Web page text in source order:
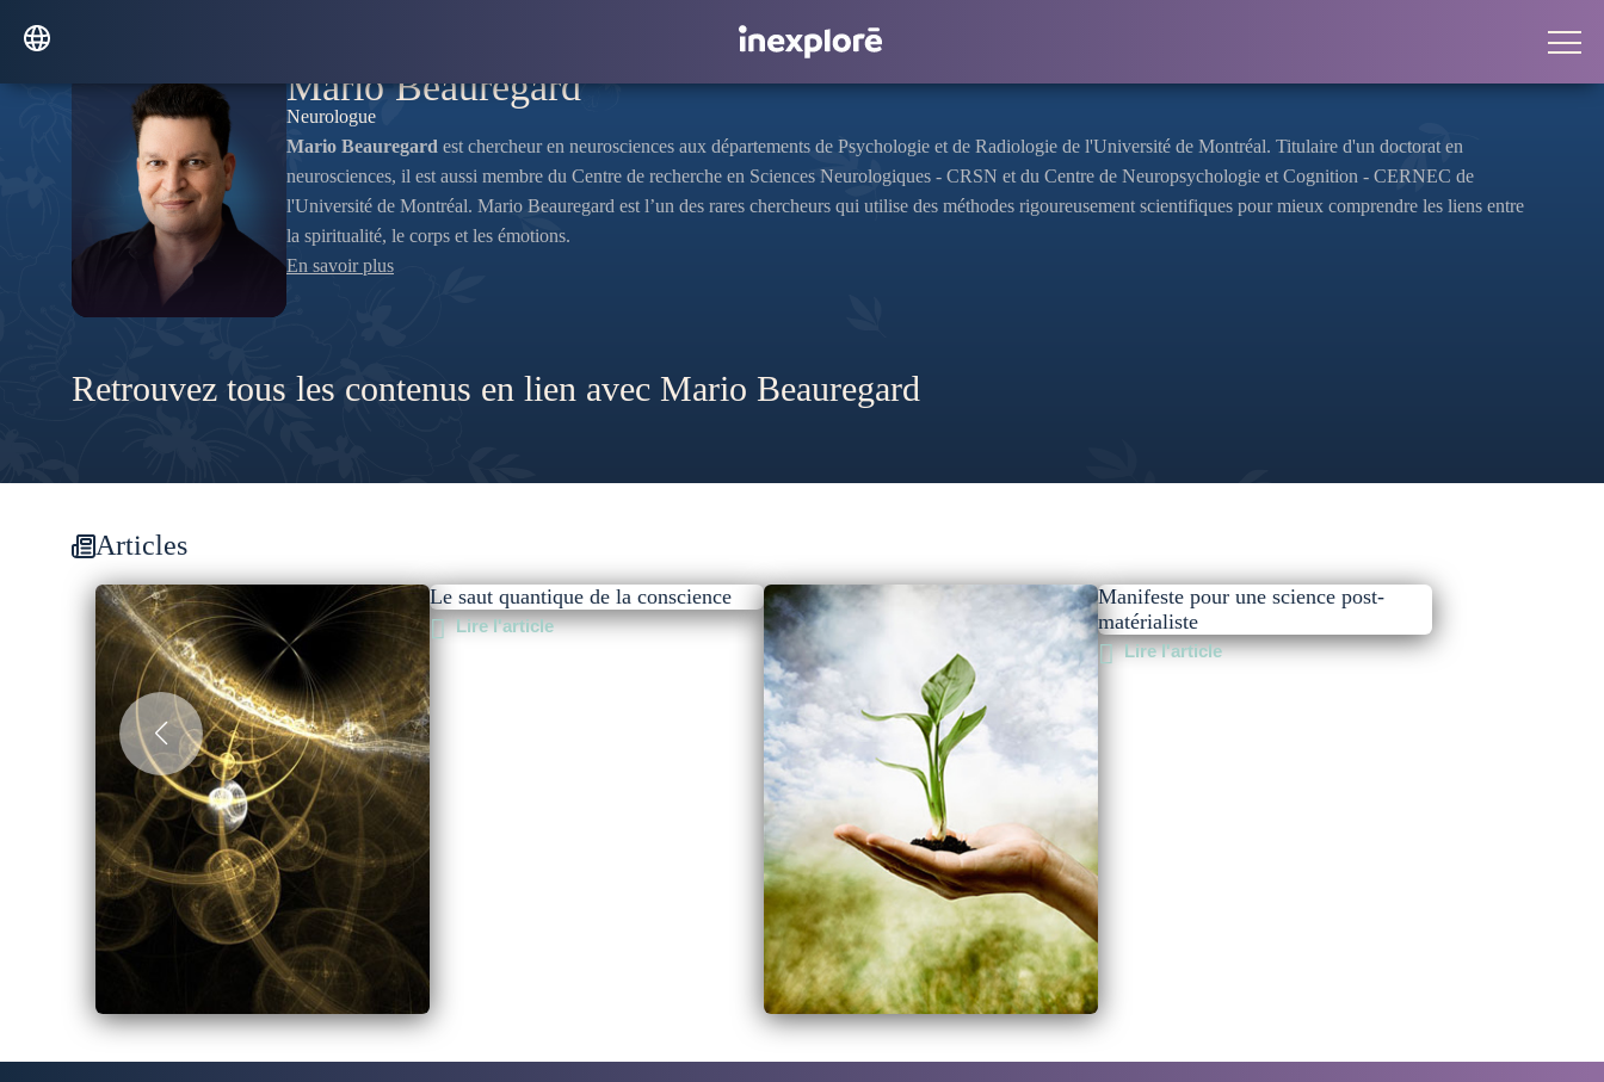
Mario Beauregard
Neurologue
Mario Beauregard est chercheur en neurosciences aux départements de Psychologie et de Radiologie de l'Université de Montréal. Titulaire d'un doctorat en
neurosciences, il est aussi membre du Centre de recherche en Sciences Neurologiques - CRSN et du Centre de Neuropsychologie et Cognition - CERNEC de
l'Université de Montréal. Mario Beauregard est l’un des rares chercheurs qui utilise des méthodes rigoureusement scientifiques pour mieux comprendre les liens entre
la spiritualité, le corps et les émotions.
En savoir plus
Retrouvez tous les contenus en lien avec Mario Beauregard
Articles
Le saut quantique de la conscience
Lire l'article
Manifeste pour une science post-
matérialiste
Lire l'article